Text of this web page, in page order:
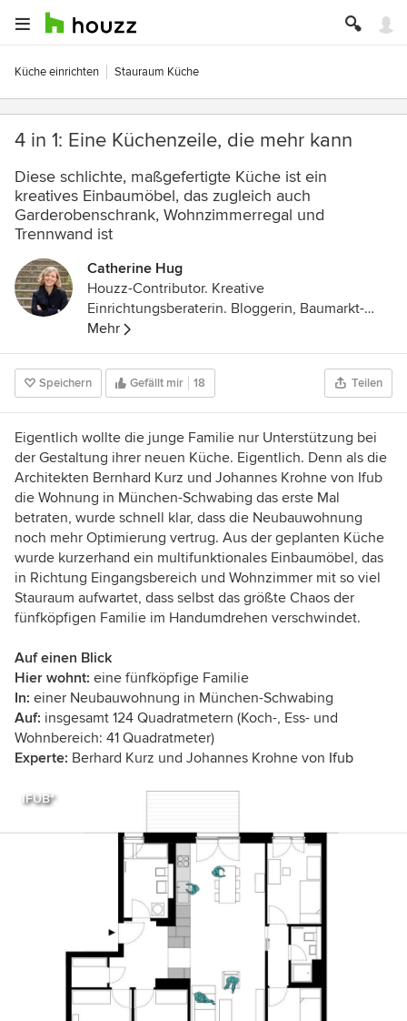
Küche einrichten Stauraum Küche
4 in 1: Eine Küchenzeile, die mehr kann
Diese schlichte, maßgefertigte Küche ist ein
kreatives Einbaumöbel, das zugleich auch
Garderobenschrank, Wohnzimmerregal und
Trennwand ist
Catherine Hug
Houzz-Contributor. Kreative
Einrichtungsberaterin. Bloggerin, Baumarkt-
Stammkundin und DIY-Expertin. Mutter zweier
Töchter und stolze Besitzerin eines sehr alten
Wohnwagens mit Vorliebe für Schlichtes,
Schönes und Skandinavien.
Mehr
Speichern Gefällt mir 18 Teilen
Eigentlich wollte die junge Familie nur Unterstützung bei
der Gestaltung ihrer neuen Küche. Eigentlich. Denn als die
Architekten Bernhard Kurz und Johannes Krohne von Ifub
die Wohnung in München-Schwabing das erste Mal
betraten, wurde schnell klar, dass die Neubauwohnung
noch mehr Optimierung vertrug. Aus der geplanten Küche
wurde kurzerhand ein multifunktionales Einbaumöbel, das
in Richtung Eingangsbereich und Wohnzimmer mit so viel
Stauraum aufwartet, dass selbst das größte Chaos der
fünfköpfigen Familie im Handumdrehen verschwindet.
Auf einen Blick
Hier wohnt: eine fünfköpfige Familie
In: einer Neubauwohnung in München-Schwabing
Auf: insgesamt 124 Quadratmetern (Koch-, Ess- und
Wohnbereich: 41 Quadratmeter)
Experte: Berhard Kurz und Johannes Krohne von Ifub
IFUB*